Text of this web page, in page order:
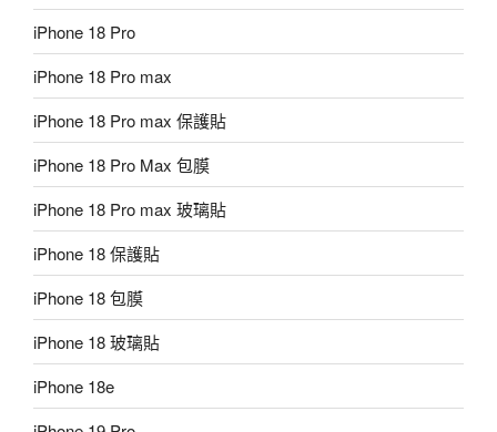
iPhone 18 Pro
iPhone 18 Pro max
iPhone 18 Pro max 保護貼
iPhone 18 Pro Max 包膜
iPhone 18 Pro max 玻璃貼
iPhone 18 保護貼
iPhone 18 包膜
iPhone 18 玻璃貼
iPhone 18e